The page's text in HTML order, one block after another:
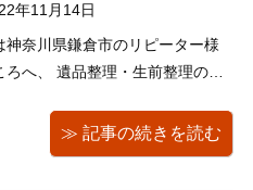
年11月14日
神奈川県鎌倉市のリピーター様
ろへ、 遺品整理・生前整理のた
屋敷で、母屋はもちろん離れや
地下室(！)も含め、たくさんある
≫ 記事の続きを読む